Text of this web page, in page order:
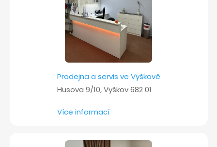
Prodejna a servis ve Vyškově
Husova 9/10, Vyškov 682 01
Více informací